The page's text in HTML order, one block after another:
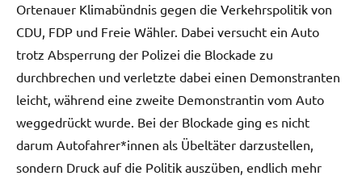
Ortenauer Klimabündnis gegen die Verkehrspolitik von
CDU, FDP und Freie Wähler. Dabei versucht ein Auto
trotz Absperrung der Polizei die Blockade zu
durchbrechen und verletzte dabei einen Demonstranten
leicht, während eine zweite Demonstrantin vom Auto
weggedrückt wurde. Bei der Blockade ging es nicht
darum Autofahrer*innen als Übeltäter darzustellen,
sondern Druck auf die Politik auszüben, endlich mehr